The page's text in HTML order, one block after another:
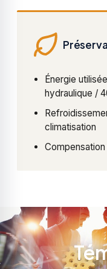
Énergie
hydraulique /
climatisation